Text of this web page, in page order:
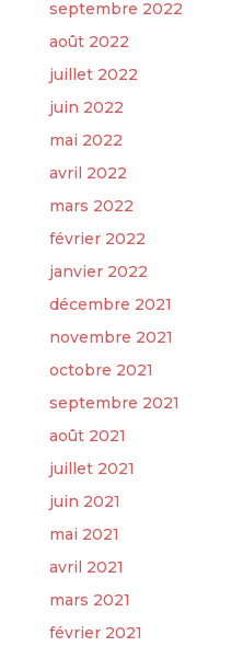
septembre 2022
août 2022
juillet 2022
juin 2022
mai 2022
avril 2022
mars 2022
février 2022
janvier 2022
décembre 2021
novembre 2021
octobre 2021
septembre 2021
août 2021
juillet 2021
juin 2021
mai 2021
avril 2021
mars 2021
février 2021